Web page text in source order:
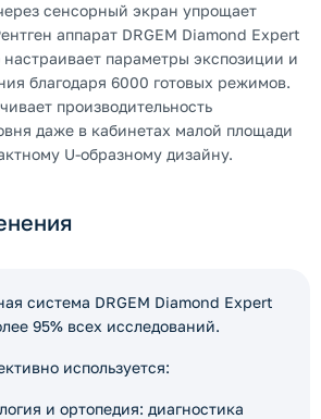
сенсорный экран упрощает
аппарат DRGEM Diamond Expert
настраивает параметры экспозиции и
благодаря 6000 готовых режимов.
производительность
даже в кабинетах малой площади
U-образному дизайну.
система DRGEM Diamond Expert
95% всех исследований.
используется:
и ортопедия: диагностика